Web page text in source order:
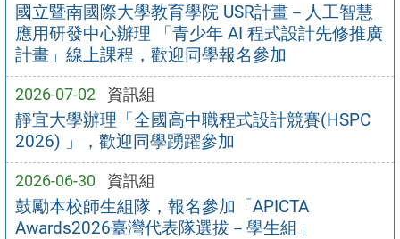
國立暨南國際大學教育學院 USR計畫－人工智慧
應用研發中心辦理 「青少年 AI 程式設計先修推廣
計畫」線上課程，歡迎同學報名參加
2026-07-02 資訊組
靜宜大學辦理「全國高中職程式設計競賽(HSPC
2026) 」，歡迎同學踴躍參加
2026-06-30 資訊組
鼓勵本校師生組隊，報名參加「APICTA
Awards2026臺灣代表隊選拔－學生組」